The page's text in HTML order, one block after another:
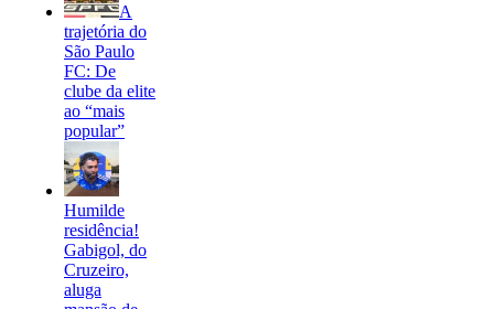
A
trajetória do
São Paulo
FC: De
clube da elite
ao “mais
popular”
Humilde
residência!
Gabigol, do
Cruzeiro,
aluga